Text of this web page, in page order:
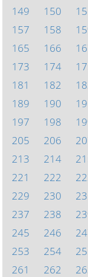
149
150
157
158
165
166
173
174
181
182
189
190
197
198
205
206
213
214
221
222
229
230
237
238
245
246
253
254
261
262